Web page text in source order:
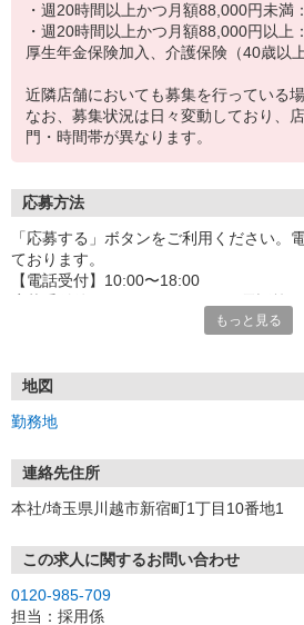
・週20時間以上かつ月額88,000円未満
・週20時間以上かつ月額88,000円以上
厚生年金保険加入、介護保険（40歳以上
近隣店舗においても募集を行っている場
なお、募集状況は日々変動しており、
門・時間帯が異なります。
応募方法
「応募する」ボタンをご利用ください。
ております。
【電話受付】10:00〜18:00
下記の発信番号にてSMSが届きます。
●Docomo及びauの場合：05088921077
Eメールの場合
「＠yaoko-job.net」のドメインからメー
い。
※なお、応募書類の返却はいたしません
‥選考フロー‥
もっと見る
地図
勤務地
連絡先住所
本社/埼玉県川越市新宿町1丁目10番地1
この求人に関するお問い合わせ
0120-985-709
担当：採用係